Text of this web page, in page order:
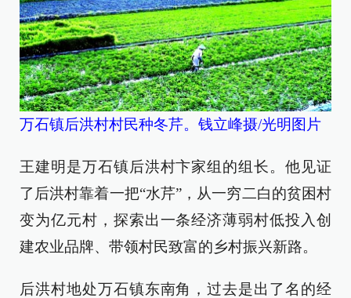
万石镇后洪村村民种冬芹。钱立峰摄/光明图片
王建明是万石镇后洪村卞家组的组长。他见证
了后洪村靠着一把“水芹”，从一穷二白的贫困村
变为亿元村，探索出一条经济薄弱村低投入创
建农业品牌、带领村民致富的乡村振兴新路。
后洪村地处万石镇东南角，过去是出了名的经